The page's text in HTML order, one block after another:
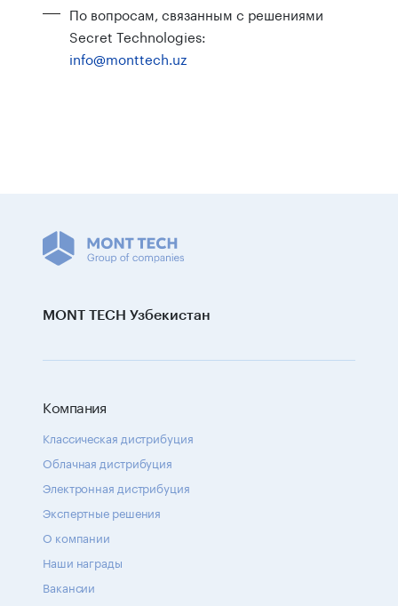
По вопросам, связанным с решениями
Secret Technologies:
info@monttech.uz
MONT TECH Узбекистан
Компания
Классическая дистрибуция
Облачная дистрибуция
Электронная дистрибуция
Экспертные решения
О компании
Наши награды
Вакансии